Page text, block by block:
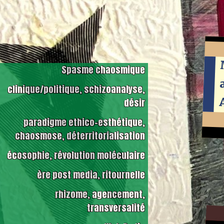
Spasme chaosmique
clinique/politique, schizoanalyse,
désir
paradigme ethico-esthétique,
chaosmose, déterritorialisation
écosophie, révolution moléculaire
ère post media, ritournelle
rhizome, agencement,
transversalité